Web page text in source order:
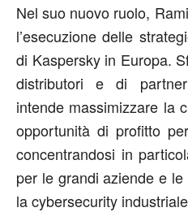
Nel suo nuovo ruolo,
l’esecuzione delle
di Kaspersky in Europa.
distributori e di partner
intende massimizzare la
opportunità di profitto
concentrandosi in
per le grandi aziende e
la cybersecurity